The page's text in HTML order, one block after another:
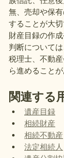
無、売却や保
することが大切
財産目録の作
判断について
税理士、不動
ら進めることが
関連する
遺産目録
相続財産
相続不動産
法定相続人